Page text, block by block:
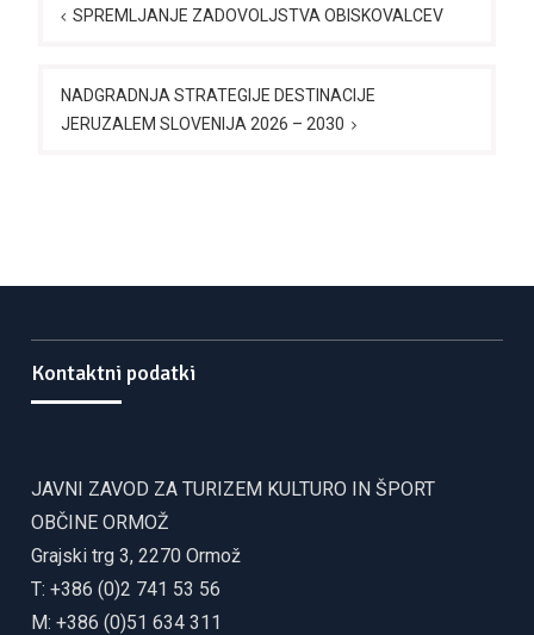
prispevka
SPREMLJANJE ZADOVOLJSTVA OBISKOVALCEV
NADGRADNJA STRATEGIJE DESTINACIJE
JERUZALEM SLOVENIJA 2026 – 2030
Kontaktni podatki
JAVNI ZAVOD ZA TURIZEM KULTURO IN ŠPORT
OBČINE ORMOŽ
Grajski trg 3, 2270 Ormož
T: +386 (0)2 741 53 56
M: +386 (0)51 634 311